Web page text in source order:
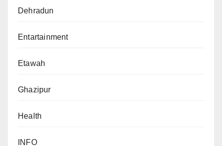
Dehradun
Entartainment
Etawah
Ghazipur
Health
INFO